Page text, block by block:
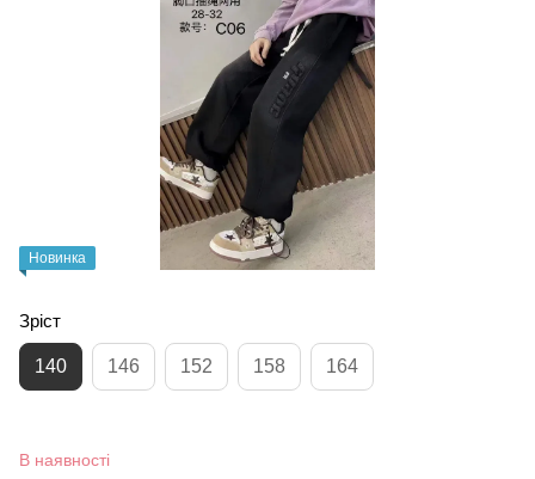
Новинка
Зріст
140 146 152 158 164
В наявності